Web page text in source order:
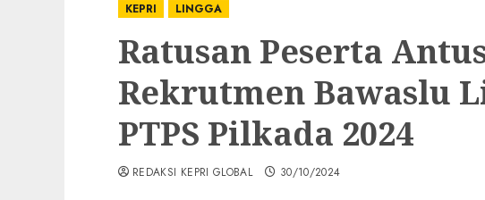
KEPRI LINGGA
Ratusan Peserta
Rekrutmen Bawaslu
PTPS Pilkada 2024
REDAKSI KEPRI GLOBAL 30/10/2024